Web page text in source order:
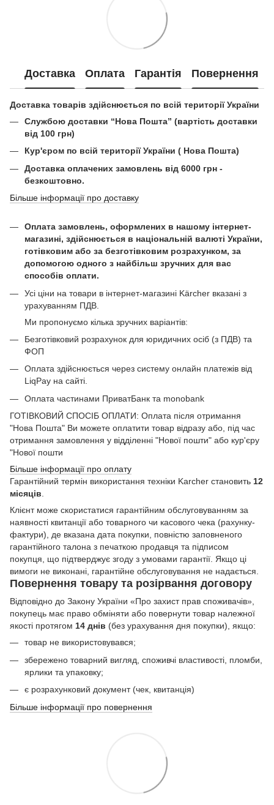
Доставка Оплата Гарантія Повернення
Доставка товарів здійснюється по всій території України
Службою доставки “Нова Пошта” (вартість доставки
від 100 грн)
Кур'єром по всій території України ( Нова Пошта)
Доставка оплачених замовлень від 6000 грн -
безкоштовно.
Більше інформації про доставку
Оплата замовлень, оформлених в нашому інтернет-
магазині, здійснюється в національній валюті України,
готівковим або за безготівковим розрахунком, за
допомогою одного з найбільш зручних для вас
способів оплати.
Усі ціни на товари в інтернет-магазині Kärcher вказані з
урахуванням ПДВ.
Ми пропонуємо кілька зручних варіантів:
Безготівковий розрахунок для юридичних осіб (з ПДВ) та
ФОП
Оплата здійснюється через систему онлайн платежів від
LiqPay на сайті.
Оплата частинами ПриватБанк та monobank
ГОТІВКОВИЙ СПОСІБ ОПЛАТИ: Оплата після отримання
"Нова Пошта" Ви можете оплатити товар відразу або, під час
отримання замовлення у відділенні "Нової пошти" або кур'єру
"Нової пошти
Більше інформації про оплату
Гарантійний термін використання техніки Karcher становить 12
місяців
Клієнт може скористатися гарантійним обслуговуванням за
наявності квитанції або товарного чи касового чека (рахунку-
фактури), де вказана дата покупки, повністю заповненого
гарантійного талона з печаткою продавця та підписом
покупця, що підтверджує згоду з умовами гарантії. Якщо ці
вимоги не виконані, гарантійне обслуговування не надається.
Повернення товару та розірвання договору
Відповідно до Закону України «Про захист прав споживачів»,
покупець має право обміняти або повернути товар належної
якості протягом 14 днів (без урахування дня покупки), якщо:
товар не використовувався;
збережено товарний вигляд, споживчі властивості, пломби,
ярлики та упаковку;
є розрахунковий документ (чек, квитанція)
Більше інформації про повернення